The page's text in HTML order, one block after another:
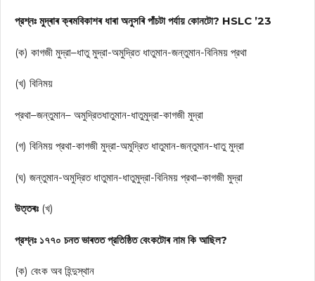
প্রশ্নঃ মুদ্ৰাৰ ক্ৰমবিকাশৰ ধাৰা অনুসৰি পাঁচটা পর্যায় কোনটো? HSLC ’23
(ক) কাগজী মুদ্রা–ধাতু মুদ্রা-অমুদ্রিত ধাতুমান-জন্তুমান-বিনিময় প্রথা
(খ) বিনিময়
প্রথা–জন্তুমান– অমুদ্রিতধাতুমান-ধাতুমুদ্রা-কাগজী মুদ্রা
(গ) বিনিময় প্রথা-কাগজী মুদ্রা-অমুদ্রিত ধাতুমান-জন্তুমান-ধাতু মুদ্রা
(ঘ) জন্তুমান-অমুদ্রিত ধাতুমান-ধাতুমুদ্রা-বিনিময় প্রথা–কাগজী মুদ্রা
উত্তৰঃ (খ)
প্রশ্নঃ ১৭৭০ চনত ভাৰতত প্রতিষ্ঠিত বেংকটোৰ নাম কি আছিল?
(ক) বেংক অব হিন্দুস্থান